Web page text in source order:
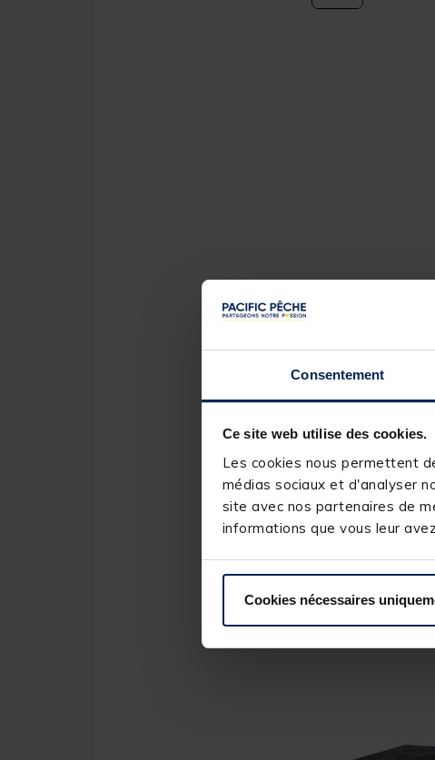
Consentement
Ce site web utilise des cookies.
Les cookies nous permettent
médias sociaux et d'analyser
site avec nos partenaires de
informations que vous leur
Cookies nécessaires